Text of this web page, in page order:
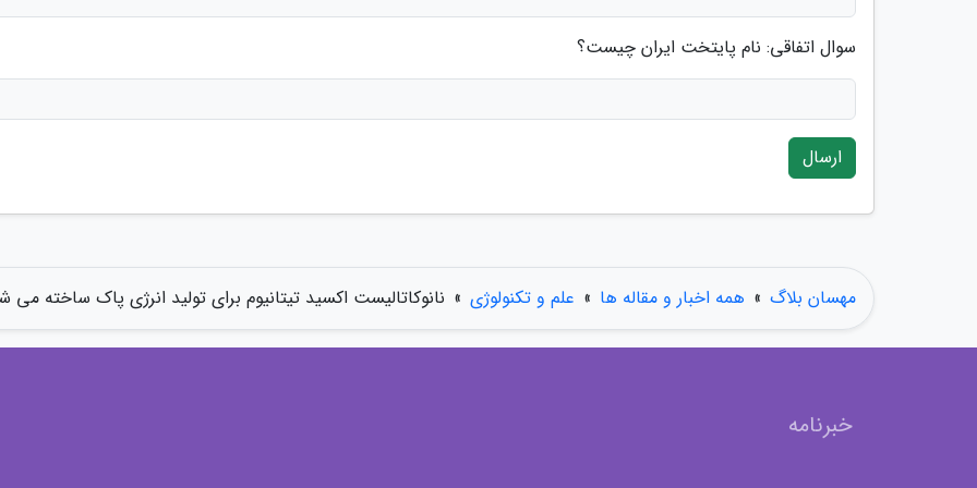
سوال اتفاقی: نام پایتخت ایران چیست؟
ارسال
مهسان بلاگ » همه اخبار و مقاله ها » علم و تکنولوژی » نانوکاتالیست اکسید تیتانیوم برای تولید انرژی پاک ساخته می
خبرنامه